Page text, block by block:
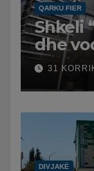
QARKU FIER
Shkeli
dhe
31
DIVJAKË